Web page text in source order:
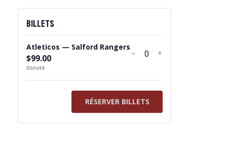
BILLETS
Atleticos — Salford Rangers
$99.00
Illimité
Diminuer
quantité
de
billets
pour
- QuantitéAugmenter
quantité
de
billets
pour
+
RÉSERVER BILLETS